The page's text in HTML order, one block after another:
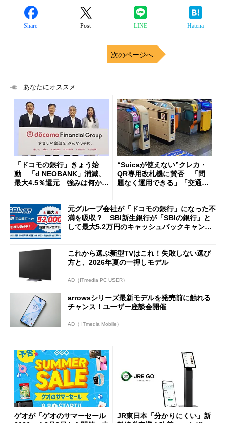
Share Post LINE Hatena
次のページへ
あなたにオススメ
「ドコモの銀行」きょう始
動 「d NEOBANK」消滅、
最大4.5％還元 強みは何か解
“Suicaが使えない”クレカ・
QR専用改札機に賛否 「問
題なく運用できる」「交通系I
元グループ会社が「ドコモの銀行」になった不
満を吸収？ SBI新生銀行が「SBIの銀行」と
して最大5.2万円のキャッシュバックキャンペ
これから選ぶ新型TVはこれ！失敗しない選び
方と、2026年夏の一押しモデル
AD（ITmedia PC USER）
arrowsシリーズ最新モデルを発売前に触れる
チャンス！ユーザー座談会開催
AD（ ITmedia Mobile）
ゲオが「ゲオのサマーセール
JR東日本「分かりにくい」新